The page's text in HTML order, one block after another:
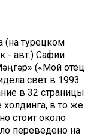
(на турецком
- авт.) Сафии
(«Мой отец
свет в 1993
в 32 страницы
холдинга, в то же
стоит около
переведено на